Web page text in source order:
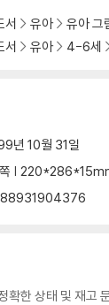
서 유아 유아 그
서 유아 4-6세
년 10월 31일
|
확한 상태 및 재고